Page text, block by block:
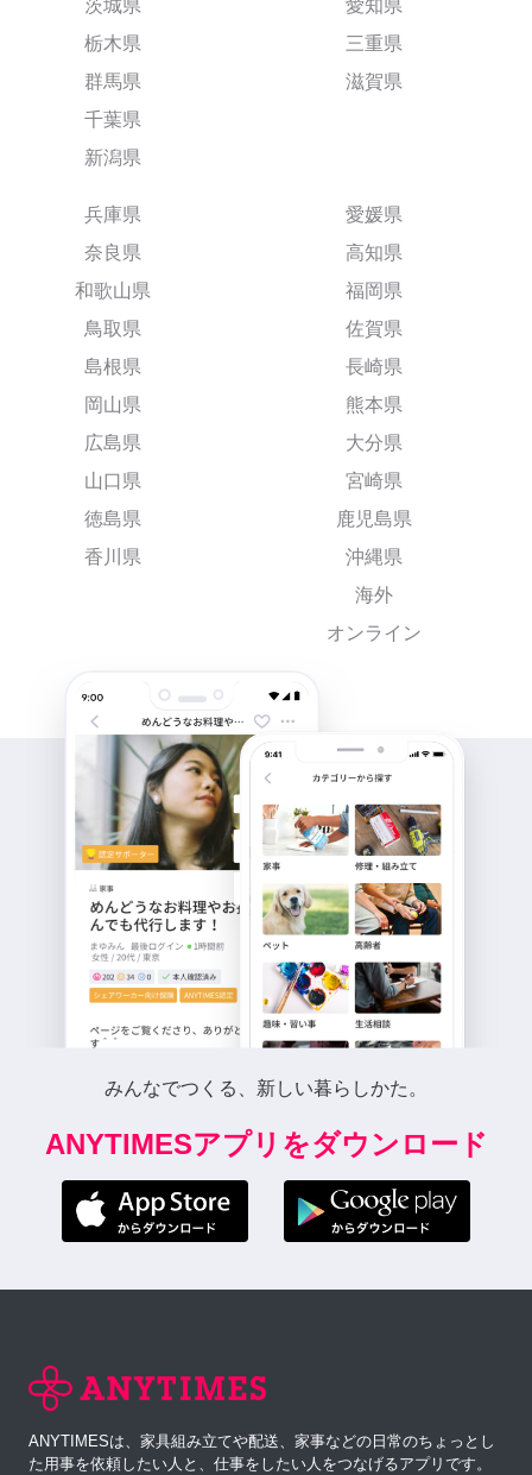
茨城県
栃木県
群馬県
千葉県
新潟県
愛知県
三重県
滋賀県
兵庫県
奈良県
和歌山県
鳥取県
島根県
岡山県
広島県
山口県
徳島県
香川県
愛媛県
高知県
福岡県
佐賀県
長崎県
熊本県
大分県
宮崎県
鹿児島県
沖縄県
海外
オンライン
みんなでつくる、新しい暮らしかた。
ANYTIMESアプリをダウンロード
ANYTIMESは、家具組み立てや配送、家事などの日常のちょっとし
た用事を依頼したい人と、仕事をしたい人をつなげるアプリです。